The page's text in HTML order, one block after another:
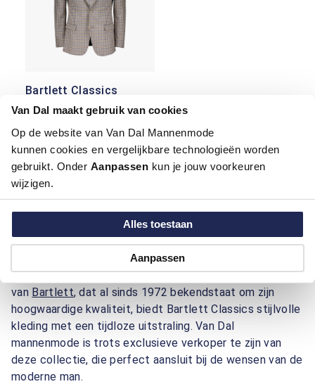
Van Dal maakt gebruik van cookies
Op de website van Van Dal Mannenmode
kunnen cookies en vergelijkbare technologieën worden
gebruikt. Onder Aanpassen kun je jouw voorkeuren
wijzigen.
Alles toestaan
Aanpassen
Bartlett Classics
Colbert
Bartlett Classics bij Van Dal
mannenmode
Bartlett Classics, voorheen bekend als Bartlett &
Walker, werd in 2022 gelanceerd als een toonaangevend
merk in de klassieke herenmode. Als submerk
van Bartlett, dat al sinds 1972 bekendstaat om zijn
hoogwaardige kwaliteit, biedt Bartlett Classics stijlvolle
kleding met een tijdloze uitstraling. Van Dal
mannenmode is trots exclusieve verkoper te zijn van
deze collectie, die perfect aansluit bij de wensen van de
moderne man.